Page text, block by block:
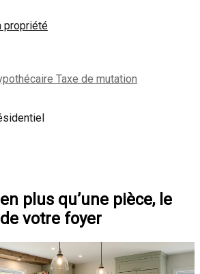
propriété
Taxe de mutation
plus qu’une pièce, le
votre foyer